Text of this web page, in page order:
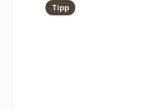
Tipp